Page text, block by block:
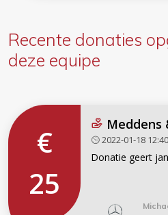
Recente donaties
deze equipe
€
25
Meddens
2022-01-18 12:40
Donatie geert